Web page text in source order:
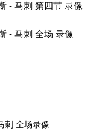
- 马刺 第四节 录像
- 马刺 全场 录像
刺 全场录像